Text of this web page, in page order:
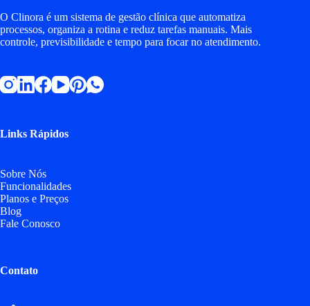
O Clinora é um sistema de gestão clínica que automatiza
processos, organiza a rotina e reduz tarefas manuais. Mais
controle, previsibilidade e tempo para focar no atendimento.
Links Rápidos
Sobre Nós
Funcionalidades
Planos e Preços
Blog
Fale Conosco
Contato